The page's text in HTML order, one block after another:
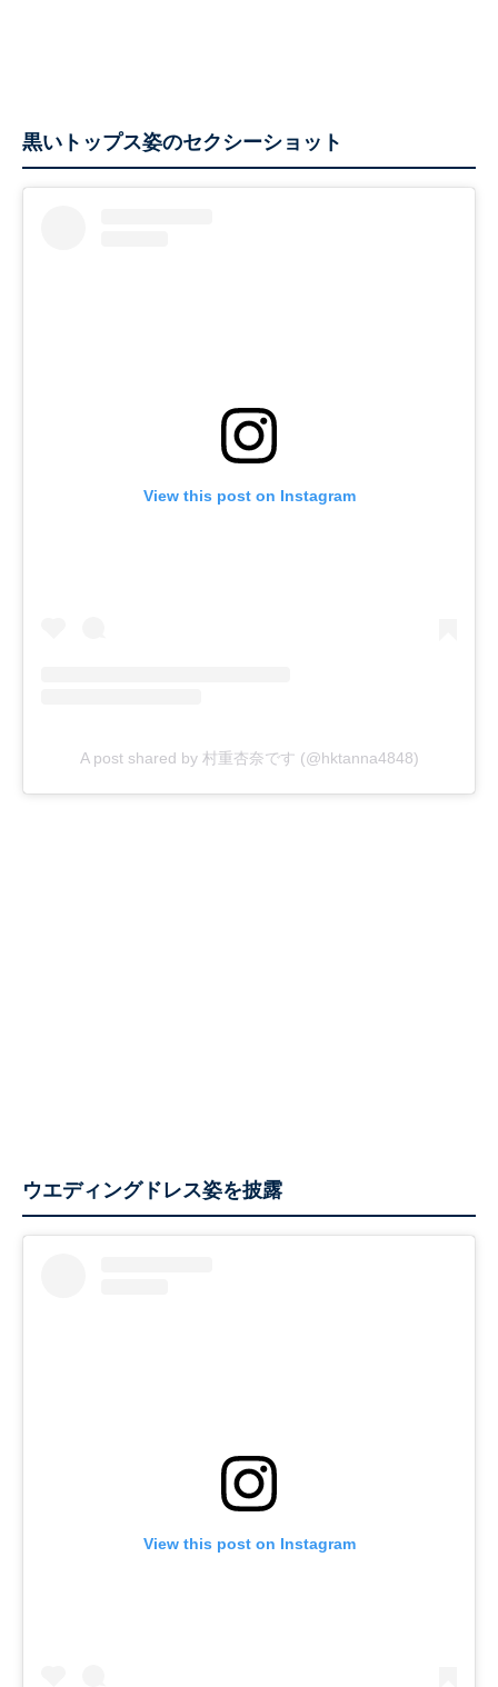
黒いトップス姿のセクシーショット
View this post on Instagram
A post shared by 村重杏奈です (@hktanna4848)
ウエディングドレス姿を披露
View this post on Instagram